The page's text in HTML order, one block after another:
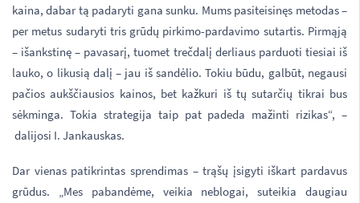
kaina, dabar tą padaryti gana sunku. Mums pasiteisinęs metodas –
per metus sudaryti tris grūdų pirkimo-pardavimo sutartis. Pirmąją
– išankstinę – pavasarį, tuomet trečdalį derliaus parduoti tiesiai iš
lauko, o likusią dalį – jau iš sandėlio. Tokiu būdu, galbūt, negausi
pačios aukščiausios kainos, bet kažkuri iš tų sutarčių tikrai bus
sėkminga. Tokia strategija taip pat padeda mažinti rizikas“, –
dalijosi I. Jankauskas.
Dar vienas patikrintas sprendimas – trąšų įsigyti iškart pardavus
grūdus. „Mes pabandėme, veikia neblogai, suteikia daugiau